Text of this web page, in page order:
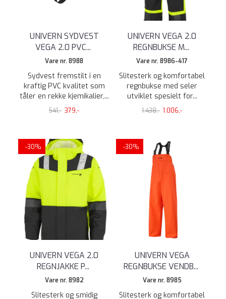
UNIVERN SYDVEST
VEGA 2.0 PVC...
Vare nr. 8988
Sydvest fremstilt i en
kraftig PVC kvalitet som
tåler en rekke kjemikalier,...
541,- 379,-
UNIVERN VEGA 2.0
REGNBUKSE M...
Vare nr. 8986-417
Slitesterk og komfortabel
regnbukse med seler
utviklet spesielt for...
1.438,- 1.006,-
-30%
UNIVERN VEGA 2.0
REGNJAKKE P...
Vare nr. 8982
Slitesterk og smidig
-30%
UNIVERN VEGA
REGNBUKSE VENDB...
Vare nr. 8985
Slitesterk og komfortabel